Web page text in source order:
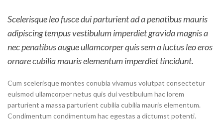
Scelerisque leo fusce dui parturient ad a penatibus mauris
adipiscing tempus vestibulum imperdiet gravida magnis a
nec penatibus augue ullamcorper quis sem a luctus leo eros
ornare cubilia mauris elementum imperdiet tincidunt.
Cum scelerisque montes conubia vivamus volutpat consectetur
euismod ullamcorper netus quis dui vestibulum hac lorem
parturient a massa parturient cubilia cubilia mauris elementum.
Condimentum condimentum hac egestas a dictumst potenti.